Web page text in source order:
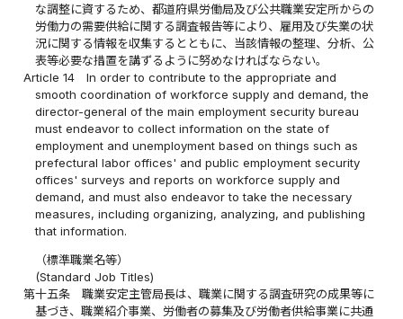
な調整に資するため、都道府県労働局及び公共職業安定所からの
労働力の需要供給に関する調査報告等により、雇用及び失業の状
況に関する情報を収集するとともに、当該情報の整理、分析、公
表等必要な措置を講ずるように努めなければならない。
Article 14
In order to contribute to the appropriate and
smooth coordination of workforce supply and demand, the
director-general of the main employment security bureau
must endeavor to collect information on the state of
employment and unemployment based on things such as
prefectural labor offices' and public employment security
offices' surveys and reports on workforce supply and
demand, and must also endeavor to take the necessary
measures, including organizing, analyzing, and publishing
that information.
（標準職業名等）
(Standard Job Titles)
第十五条
職業安定主管局長は、職業に関する調査研究の成果等に
基づき、職業紹介事業、労働者の募集及び労働者供給事業に共通